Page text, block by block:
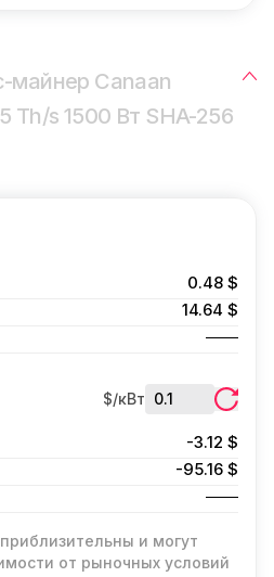
майнер Canaan
Th/s 1500 Вт SHA-256
0.48 $
14.64 $
$/кВт
-3.12 $
-95.16 $
и могут
от рыночных условий